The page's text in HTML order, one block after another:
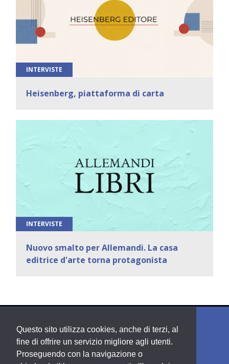
Questo sito utilizza cookies, anche di terzi, al
fine di offrire un servizio migliore agli utenti.
Proseguendo con la navigazione o
INTERVISTE
Heisenberg, piattaforma di carta
INTERVISTE
Nuovo smalto per Allemandi. La casa
editrice d'arte torna protagonista